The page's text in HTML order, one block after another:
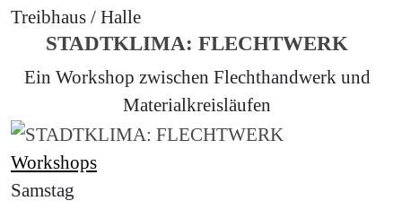
Treibhaus / Halle
STADTKLIMA: FLECHTWERK
Ein Workshop zwischen Flechthandwerk und
Materialkreisläufen
Workshops
Samstag